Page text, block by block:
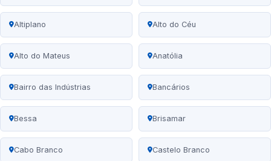
Altiplano Alto do Céu
Alto do Mateus Anatólia
Bairro das Indústrias Bancários
Bessa Brisamar
Cabo Branco Castelo Branco